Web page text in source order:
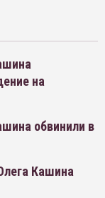
на
обвинили в
Кашина